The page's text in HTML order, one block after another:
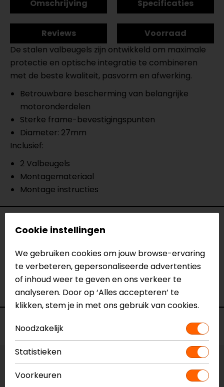
Omschrijving Specificaties
Reviews
Voorraad
De stalen valbeugels zijn ontwikkeld om maximale
protectie en optische integratie te combineren
met de beste kwaliteit, pasvorm en afwerking.
Betrouwbare bescherming van belangrijke
motoronderdelen
Sterke frame-bevestigingspunten
Diameter: 27mm
Inclusief:
2 Valbeugels
Montagemateriaal
Montage instructies
Specificaties
Naam
Valbeugel, Kawasaki KLE 500.
Model
SBL.08.327.100
Merk
SW-Motech
Kleur
N.v.t.
Voorraad
Vestiging Apeldoorn
Niet op voorraad
Cookie instellingen
We gebruiken cookies om jouw browse-ervaring
te verbeteren, gepersonaliseerde advertenties
of inhoud weer te geven en ons verkeer te
analyseren. Door op ‘Alles accepteren’ te
klikken, stem je in met ons gebruik van cookies.
Noodzakelijk
Statistieken
Voorkeuren